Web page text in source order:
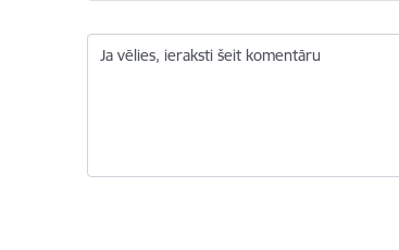
Ja vēlies, ieraksti šeit komentāru